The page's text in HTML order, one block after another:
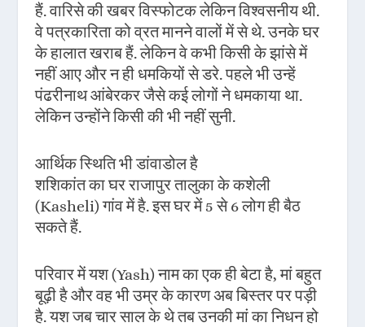
हैं. वारिसे की खबर विस्फोटक लेकिन विश्वसनीय थी.
वे पत्रकारिता को व्रत मानने वालों में से थे. उनके घर
के हालात खराब हैं. लेकिन वे कभी किसी के झांसे में
नहीं आए और न ही धमकियों से डरे. पहले भी उन्हें
पंढरीनाथ आंबेरकर जैसे कई लोगों ने धमकाया था.
लेकिन उन्होंने किसी की भी नहीं सुनी.
आर्थिक स्थिति भी डांवाडोल है
शशिकांत का घर राजापुर तालुका के कशेली
(Kasheli) गांव में है. इस घर में 5 से 6 लोग ही बैठ
सकते हैं.
परिवार में यश (Yash) नाम का एक ही बेटा है, मां बहुत
बूढ़ी है और वह भी उम्र के कारण अब बिस्तर पर पड़ी
है. यश जब चार साल के थे तब उनकी मां का निधन हो